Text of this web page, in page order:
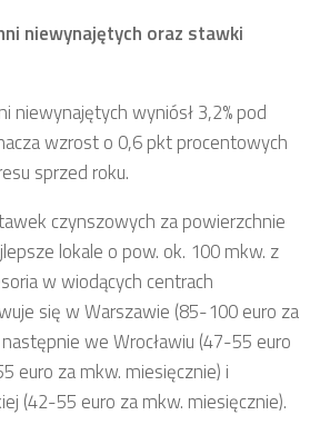
niewynajętych oraz stawki
niewynajętych wyniósł 3,2% pod
wzrost o 0,6 pkt procentowych
sprzed roku.
czynszowych za powierzchnie
lokale o pow. ok. 100 mkw. z
w wiodących centrach
się w Warszawie (85-100 euro za
we Wrocławiu (47-55 euro
euro za mkw. miesięcznie) i
(42-55 euro za mkw. miesięcznie).